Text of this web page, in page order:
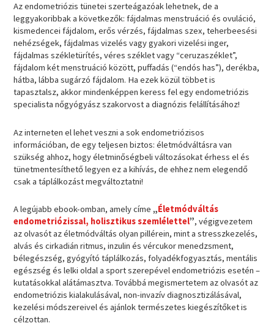
Az endometriózis tünetei szerteágazóak lehetnek, de a
leggyakoribbak a következők: fájdalmas menstruáció és ovuláció,
kismedencei fájdalom, erős vérzés, fájdalmas szex, teherbeesési
nehézségek, fájdalmas vizelés vagy gyakori vizelési inger,
fájdalmas székletürítés, véres széklet vagy “ceruzaszéklet”,
fájdalom két menstruáció között, puffadás (“endós has”), derékba,
hátba, lábba sugárzó fájdalom. Ha ezek közül többet is
tapasztalsz, akkor mindenképpen keress fel egy endometriózis
specialista nőgyógyász szakorvost a diagnózis felállításához!
Az interneten el lehet veszni a sok endometriózisos
információban, de egy teljesen biztos: életmódváltásra van
szükség ahhoz, hogy életminőségbeli változásokat érhess el és
tünetmentesíthető legyen ez a kihívás, de ehhez nem elegendő
csak a táplálkozást megváltoztatni!
A legújabb ebook-omban, amely címe „Életmódváltás
endometriózissal, holisztikus szemlélettel”, végigvezetem
az olvasót az életmódváltás olyan pillérein, mint a stresszkezelés,
alvás és cirkadián ritmus, inzulin és vércukor menedzsment,
bélegészség, gyógyító táplálkozás, folyadékfogyasztás, mentális
egészség és lelki oldal a sport szerepével endometriózis esetén –
kutatásokkal alátámasztva. Továbbá megismertetem az olvasót az
endometriózis kialakulásával, non-invazív diagnosztizálásával,
kezelési módszereivel és ajánlok természetes kiegészítőket is
célzottan.